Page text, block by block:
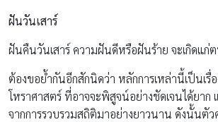
ฝันวันเสาร์
ฝันคืนวันเสาร์ ความฝันดีหรือฝันร้าย จะเกิดแก่
ต้องขอย้ำกันอีกสักนิดว่า หลักการเหล่านี้เป็นเรื่
โหราศาสตร์ ที่อาจจะพิสูจน์อย่างชัดเจนได้ยาก
จากการรวบรวมสถิติมาอย่างยาวนาน ดังนั้นตัว